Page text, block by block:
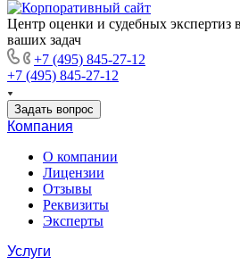
Центр оценки и судебных экспертиз
ваших задач
+7 (495) 845-27-12
+7 (495) 845-27-12
Задать вопрос
Компания
О компании
Лицензии
Отзывы
Реквизиты
Эксперты
Услуги